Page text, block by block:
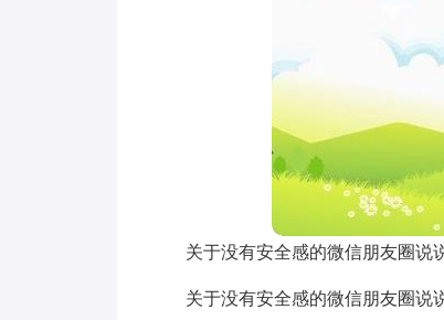
关于没有安全感的微信朋友圈说
关于没有安全感的微信朋友圈说